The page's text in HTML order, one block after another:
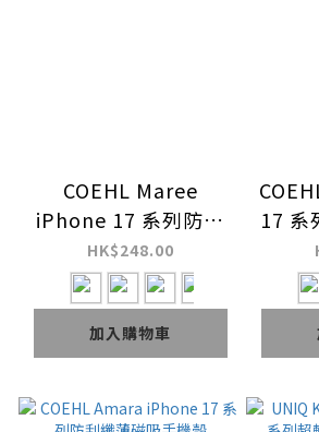
COEHL Maree
iPhone 17 系列防刮
纖薄磁吸手機殼
HK$248.00
加入購物車
17 系